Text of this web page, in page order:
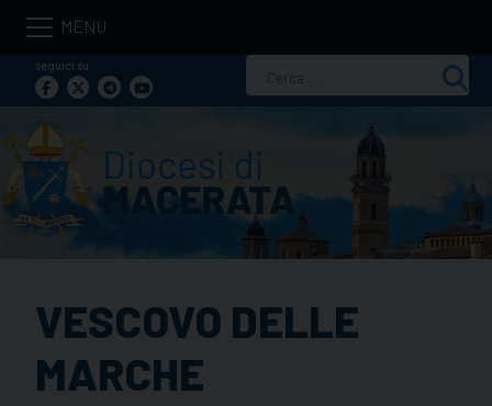
Skip
contentseguici su
per:
VESCOVO DELLE
MARCHE